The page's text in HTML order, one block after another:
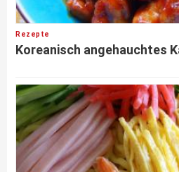
Rezepte
Koreanisch angehauchtes